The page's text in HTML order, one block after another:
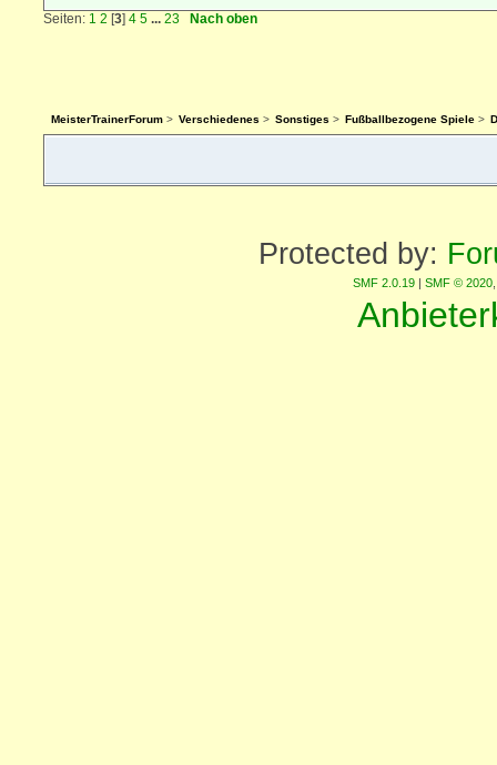
Seiten: 1 2 [3]4 5 ...23 Nach oben
MeisterTrainerForum> Verschiedenes > Sonstiges > Fußballbezogene Spiele >
Protected by:
SMF 2.0.19 | SMF © 2020